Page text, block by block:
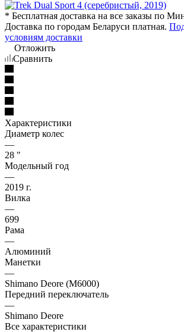
* Бесплатная доставка на все заказы по
Доставка по городам Беларуси платная.
условиям доставки
Отложить
Сравнить
Характеристики
Диаметр колес
—
28 "
Модельный год
—
2019 г.
Вилка
—
699
Рама
—
Алюминий
Манетки
—
Shimano Deore (M6000)
Передний переключатель
—
Shimano Deore
Все характеристики